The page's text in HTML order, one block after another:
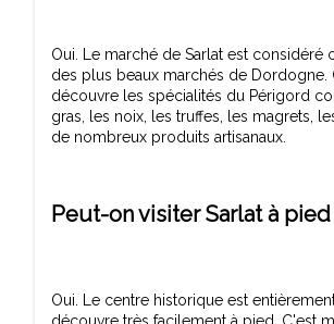
Oui. Le marché de Sarlat est considéré
des plus beaux marchés de Dordogne.
découvre les spécialités du Périgord
gras, les noix, les truffes, les magrets,
Peut-on visiter Sarlat à pied
Oui. Le centre historique est